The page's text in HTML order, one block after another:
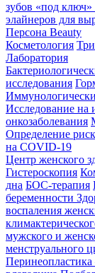
зубов «под
элайнеров для
Персона Beauty
Косметология
Лаборатория
исследования
Исследование
онкозаболевания
Определение
на COVID-19
Центр женского
Гистероскопия
дна БОС-терапия
беременности
воспаления
мужского и
менструального